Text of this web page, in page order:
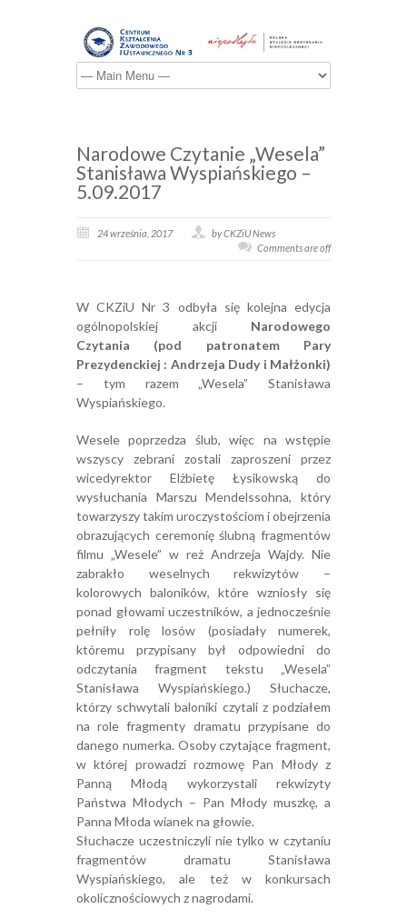
Narodowe Czytanie „Wesela”
Stanisława Wyspiańskiego –
5.09.2017
24 września, 2017
by CKZiU News
Comments are off
W CKZiU Nr 3 odbyła się kolejna edycja
ogólnopolskiej akcjiNarodowego
Czytania (pod patronatem Pary
Prezydenckiej : Andrzeja Dudy i Małżonki)
– tym razem „Wesela” Stanisława
Wyspiańskiego.
Wesele poprzedza ślub, więc na wstępie
wszyscy zebrani zostali zaproszeni przez
wicedyrektor Elżbietę Łysikowską do
wysłuchania Marszu Mendelssohna, który
towarzyszy takim uroczystościom i obejrzenia
obrazujących ceremonię ślubną fragmentów
filmu „Wesele” w reż Andrzeja Wajdy. Nie
zabrakło weselnych rekwizytów –
kolorowych baloników, które wzniosły się
ponad głowami uczestników, a jednocześnie
pełniły rolę losów (posiadały numerek,
któremu przypisany był odpowiedni do
odczytania fragment tekstu „Wesela”
Stanisława Wyspiańskiego.) Słuchacze,
którzy schwytali baloniki czytali z podziałem
na role fragmenty dramatu przypisane do
danego numerka. Osoby czytające fragment,
w której prowadzi rozmowę Pan Młody z
Panną Młodą wykorzystali rekwizyty
Państwa Młodych – Pan Młody muszkę, a
Panna Młoda wianek na głowie.
Słuchacze uczestniczyli nie tylko w czytaniu
fragmentów dramatu Stanisława
Wyspiańskiego, ale też w konkursach
okolicznościowych z nagrodami.